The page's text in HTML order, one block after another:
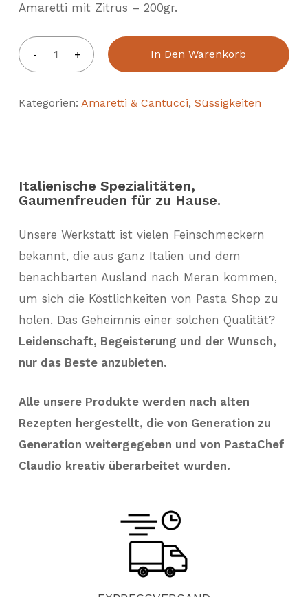
Amaretti mit Zitrus – 200gr.
In Den Warenkorb
Kategorien: Amaretti & Cantucci, Süssigkeiten
Italienische Spezialitäten,
Gaumenfreuden für zu Hause.
Unsere Werkstatt ist vielen Feinschmeckern
bekannt, die aus ganz Italien und dem
benachbarten Ausland nach Meran kommen,
um sich die Köstlichkeiten von Pasta Shop zu
holen. Das Geheimnis einer solchen Qualität?
Leidenschaft, Begeisterung und der Wunsch,
nur das Beste anzubieten.
Alle unsere Produkte werden nach alten
Rezepten hergestellt, die von Generation zu
Generation weitergegeben und von PastaChef
Claudio kreativ überarbeitet wurden.